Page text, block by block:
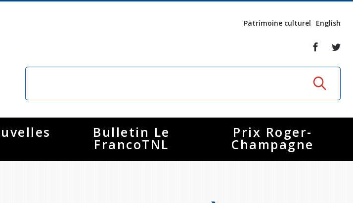
Patrimoine culturel English
Bulletin Le
FrancoTNL
Prix Roger-
Champagne